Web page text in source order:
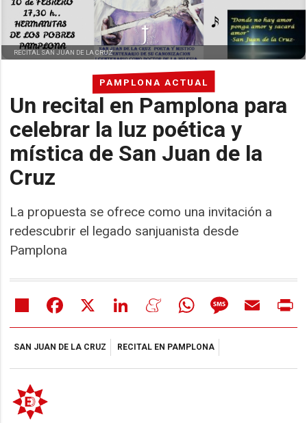
PAMPLONA ACTUAL
Un recital en Pamplona para
celebrar la luz poética y
mística de San Juan de la
Cruz
La propuesta se ofrece como una invitación a
redescubrir el legado sanjuanista desde
Pamplona
RECITAL SAN JUAN DE LA CRUZ
Share Facebook LinkedIn MeneameWhatsAppMessageEmail
SAN JUAN DE LA CRUZ RECITAL EN PAMPLONA